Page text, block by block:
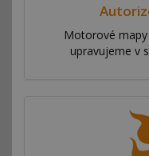
Motorové
upravujeme v